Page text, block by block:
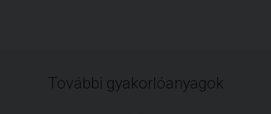
További gyakorlóanyagok